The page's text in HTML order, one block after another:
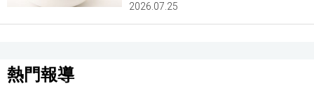
2026.07.25
熱門報導